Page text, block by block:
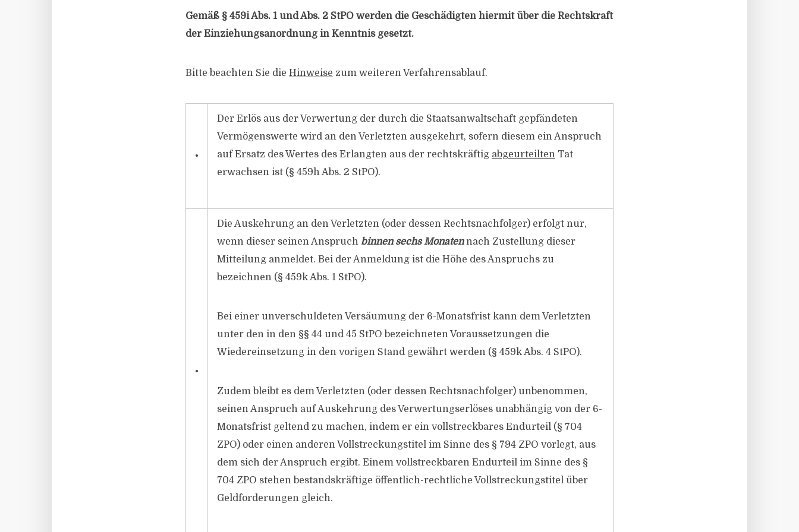
Gemäß § 459i Abs. 1 und Abs. 2 StPO werden die Geschädigten hiermit über die Rechtskraft
der Einziehungsanordnung in Kenntnis gesetzt.
Bitte beachten Sie die Hinweise zum weiteren Verfahrensablauf.
•
Der Erlös aus der Verwertung der durch die Staatsanwaltschaft gepfändeten
Vermögenswerte wird an den Verletzten ausgekehrt, sofern diesem ein Anspruch
auf Ersatz des Wertes des Erlangten aus der rechtskräftig abgeurteilten Tat
erwachsen ist (§ 459h Abs. 2 StPO).
•
Die Auskehrung an den Verletzten (oder dessen Rechtsnachfolger) erfolgt nur,
wenn dieser seinen Anspruch binnen sechs Monatennach Zustellung dieser
Mitteilung anmeldet. Bei der Anmeldung ist die Höhe des Anspruchs zu
bezeichnen (§ 459k Abs. 1 StPO).
Bei einer unverschuldeten Versäumung der 6-Monatsfrist kann dem Verletzten
unter den in den §§ 44 und 45 StPO bezeichneten Voraussetzungen die
Wiedereinsetzung in den vorigen Stand gewährt werden (§ 459k Abs. 4 StPO).
Zudem bleibt es dem Verletzten (oder dessen Rechtsnachfolger) unbenommen,
seinen Anspruch auf Auskehrung des Verwertungserlöses unabhängig von der 6-
Monatsfrist geltend zu machen, indem er ein vollstreckbares Endurteil (§ 704
ZPO) oder einen anderen Vollstreckungstitel im Sinne des § 794 ZPO vorlegt, aus
dem sich der Anspruch ergibt. Einem vollstreckbaren Endurteil im Sinne des §
704 ZPO stehen bestandskräftige öffentlich-rechtliche Vollstreckungstitel über
Geldforderungen gleich.